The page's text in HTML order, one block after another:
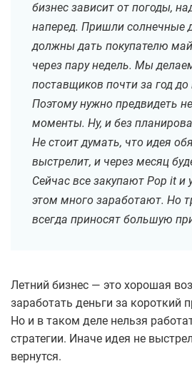
бизнес зависит от погоды,
наперед. Пришли солнечные
должны дать покупателю
через пару недель. Мы
поставщиков почти за год до
Поэтому нужно предвидеть
моменты. Ну, и без
Не стоит думать, что идея
выстрелит, и через месяц
Сейчас все закупают Pop it и
этом много заработают. Но
всегда приносят большую
Летний бизнес — это хорошая
заработать деньги за короткий
Но и в таком деле нельзя
стратегии. Иначе идея не
вернутся.